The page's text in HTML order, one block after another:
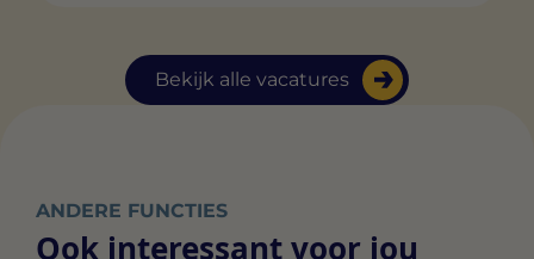
Bekijk alle vacatures
ANDERE FUNCTIES
Ook interessant voor jou